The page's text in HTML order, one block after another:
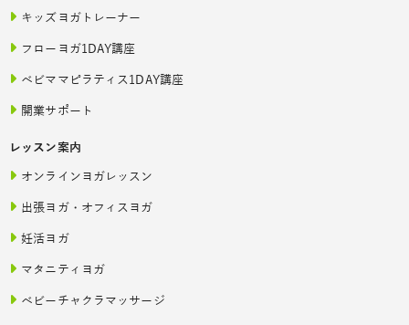
キッズヨガトレーナー
フローヨガ1DAY講座
ベビママピラティス1DAY講座
開業サポート
レッスン案内
オンラインヨガレッスン
出張ヨガ・オフィスヨガ
妊活ヨガ
マタニティヨガ
ベビーチャクラマッサージ